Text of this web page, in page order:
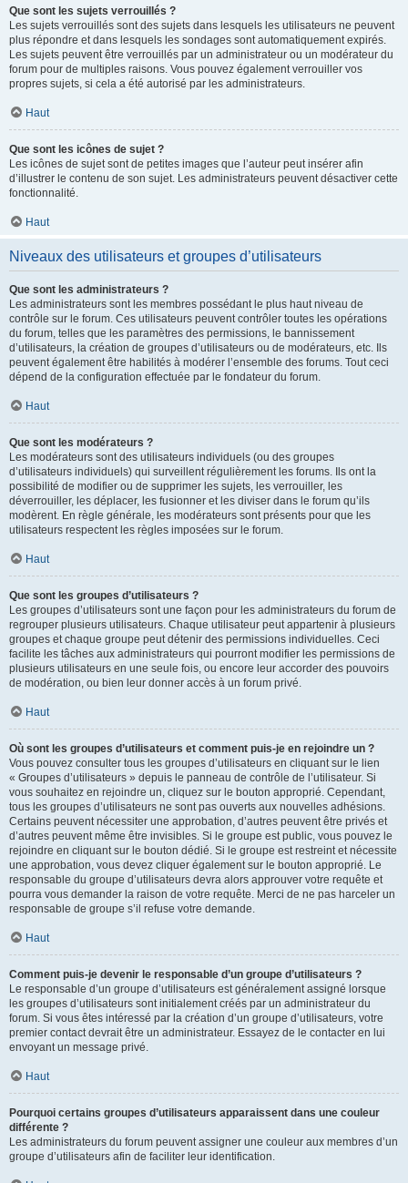
Que sont les sujets verrouillés ?
Les sujets verrouillés sont des sujets dans lesquels les utilisateurs ne peuvent
plus répondre et dans lesquels les sondages sont automatiquement expirés.
Les sujets peuvent être verrouillés par un administrateur ou un modérateur du
forum pour de multiples raisons. Vous pouvez également verrouiller vos
propres sujets, si cela a été autorisé par les administrateurs.
Haut
Que sont les icônes de sujet ?
Les icônes de sujet sont de petites images que l’auteur peut insérer afin
d’illustrer le contenu de son sujet. Les administrateurs peuvent désactiver cette
fonctionnalité.
Haut
Niveaux des utilisateurs et groupes d’utilisateurs
Que sont les administrateurs ?
Les administrateurs sont les membres possédant le plus haut niveau de
contrôle sur le forum. Ces utilisateurs peuvent contrôler toutes les opérations
du forum, telles que les paramètres des permissions, le bannissement
d’utilisateurs, la création de groupes d’utilisateurs ou de modérateurs, etc. Ils
peuvent également être habilités à modérer l’ensemble des forums. Tout ceci
dépend de la configuration effectuée par le fondateur du forum.
Haut
Que sont les modérateurs ?
Les modérateurs sont des utilisateurs individuels (ou des groupes
d’utilisateurs individuels) qui surveillent régulièrement les forums. Ils ont la
possibilité de modifier ou de supprimer les sujets, les verrouiller, les
déverrouiller, les déplacer, les fusionner et les diviser dans le forum qu’ils
modèrent. En règle générale, les modérateurs sont présents pour que les
utilisateurs respectent les règles imposées sur le forum.
Haut
Que sont les groupes d’utilisateurs ?
Les groupes d’utilisateurs sont une façon pour les administrateurs du forum de
regrouper plusieurs utilisateurs. Chaque utilisateur peut appartenir à plusieurs
groupes et chaque groupe peut détenir des permissions individuelles. Ceci
facilite les tâches aux administrateurs qui pourront modifier les permissions de
plusieurs utilisateurs en une seule fois, ou encore leur accorder des pouvoirs
de modération, ou bien leur donner accès à un forum privé.
Haut
Où sont les groupes d’utilisateurs et comment puis-je en rejoindre un ?
Vous pouvez consulter tous les groupes d’utilisateurs en cliquant sur le lien
« Groupes d’utilisateurs » depuis le panneau de contrôle de l’utilisateur. Si
vous souhaitez en rejoindre un, cliquez sur le bouton approprié. Cependant,
tous les groupes d’utilisateurs ne sont pas ouverts aux nouvelles adhésions.
Certains peuvent nécessiter une approbation, d’autres peuvent être privés et
d’autres peuvent même être invisibles. Si le groupe est public, vous pouvez le
rejoindre en cliquant sur le bouton dédié. Si le groupe est restreint et nécessite
une approbation, vous devez cliquer également sur le bouton approprié. Le
responsable du groupe d’utilisateurs devra alors approuver votre requête et
pourra vous demander la raison de votre requête. Merci de ne pas harceler un
responsable de groupe s’il refuse votre demande.
Haut
Comment puis-je devenir le responsable d’un groupe d’utilisateurs ?
Le responsable d’un groupe d’utilisateurs est généralement assigné lorsque
les groupes d’utilisateurs sont initialement créés par un administrateur du
forum. Si vous êtes intéressé par la création d’un groupe d’utilisateurs, votre
premier contact devrait être un administrateur. Essayez de le contacter en lui
envoyant un message privé.
Haut
Pourquoi certains groupes d’utilisateurs apparaissent dans une couleur
différente ?
Les administrateurs du forum peuvent assigner une couleur aux membres d’un
groupe d’utilisateurs afin de faciliter leur identification.